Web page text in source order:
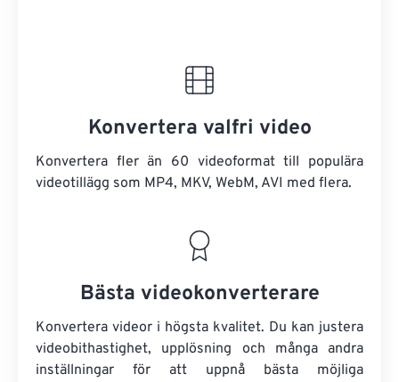
Konvertera valfri video
Konvertera fler än 60 videoformat till populära
videotillägg som MP4, MKV, WebM, AVI med flera.
Bästa videokonverterare
Konvertera videor i högsta kvalitet. Du kan justera
videobithastighet, upplösning och många andra
inställningar för att uppnå bästa möjliga